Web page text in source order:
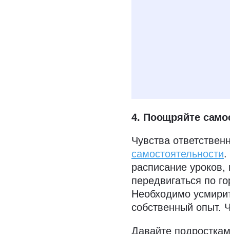
4. Поощряйте
Чувства
самостоятельности.
расписание
передвигаться по
Необходимо
собственный
Давайте